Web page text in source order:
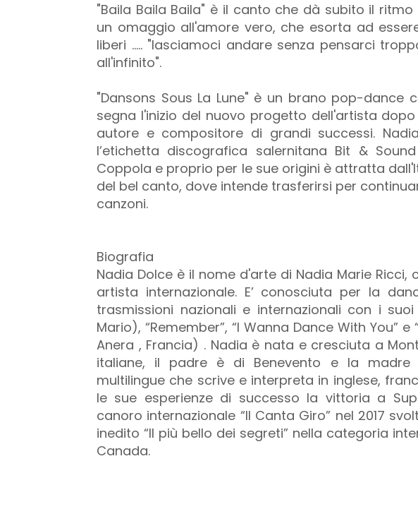
"Baila Baila Baila" è il canto che dà subito il
un omaggio all'amore vero, che esorta ad
liberi ..... "lasciamoci andare senza pensarci
all'infinito".
"Dansons Sous La Lune" è un brano pop-dance
segna l'inizio del nuovo progetto dell'artista
autore e compositore di grandi successi.
l’etichetta discografica salernitana Bit &
Coppola e proprio per le sue origini è attratta
del bel canto, dove intende trasferirsi per
canzoni.
Biografia
Nadia Dolce è il nome d'arte di Nadia Marie
artista internazionale. E’ conosciuta per la
trasmissioni nazionali e internazionali con i suoi
Mario), “Remember”, “I Wanna Dance With You”
Anera , Francia) . Nadia è nata e cresciuta a
italiane, il padre è di Benevento e la madre
multilingue che scrive e interpreta in inglese,
le sue esperienze di successo la vittoria a
canoro internazionale “Il Canta Giro” nel 2017
inedito “Il più bello dei segreti” nella categoria
Canada.